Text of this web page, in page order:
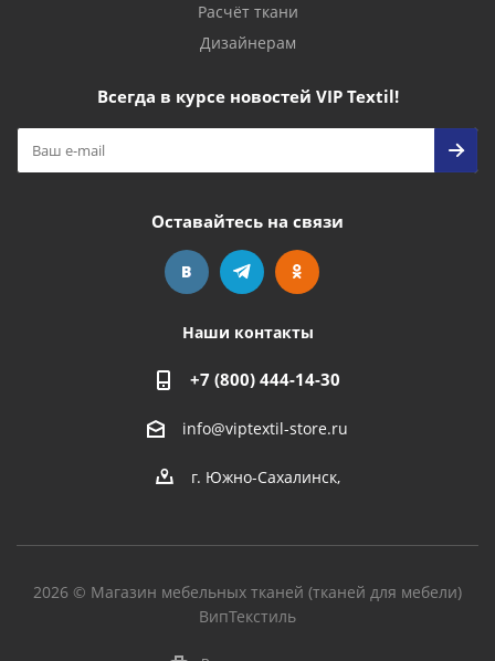
Расчёт ткани
Дизайнерам
Всегда в курсе новостей VIP Textil!
Оставайтесь на связи
Наши контакты
+7 (800) 444-14-30
info@viptextil-store.ru
г. Южно-Сахалинск,
2026 © Магазин мебельных тканей (тканей для мебели)
ВипТекстиль